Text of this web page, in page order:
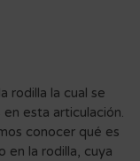
rodilla la cual se
esta articulación.
conocer qué es
en la rodilla, cuya